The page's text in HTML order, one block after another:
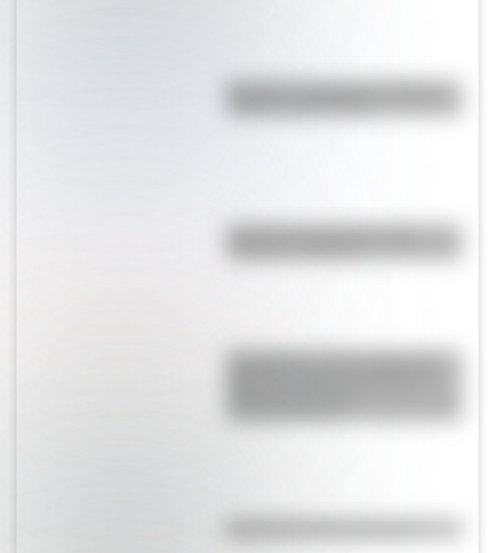
Bandera de Uruguay: historia,
origen y significado
Bandera de Argentina para
San Martín se hace cargo del